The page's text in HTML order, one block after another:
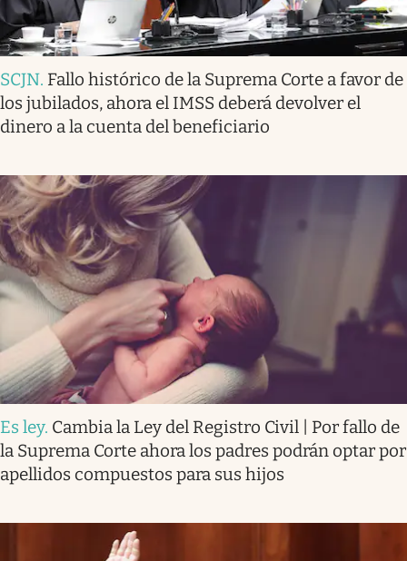
SCJN. Fallo histórico de la Suprema Corte a favor de
los jubilados, ahora el IMSS deberá devolver el
dinero a la cuenta del beneficiario
Es ley. Cambia la Ley del Registro Civil | Por fallo de
la Suprema Corte ahora los padres podrán optar por
apellidos compuestos para sus hijos